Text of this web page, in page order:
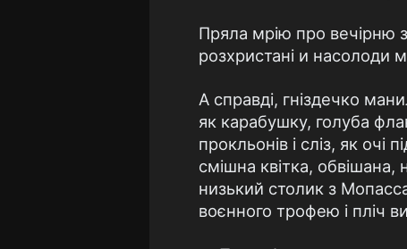
Пряла мрію про вечірню
розхристані и насолоди
А справді, гніздечко
як карабушку, голуба
прокльонів і сліз, як
смішна квітка,
низький столик з
воєнного трофею і пліч